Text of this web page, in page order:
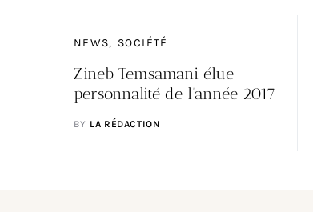
NEWS SOCIÉTÉ
Zineb Temsamani élue
personnalité de l’année 2017
BY LA RÉDACTION